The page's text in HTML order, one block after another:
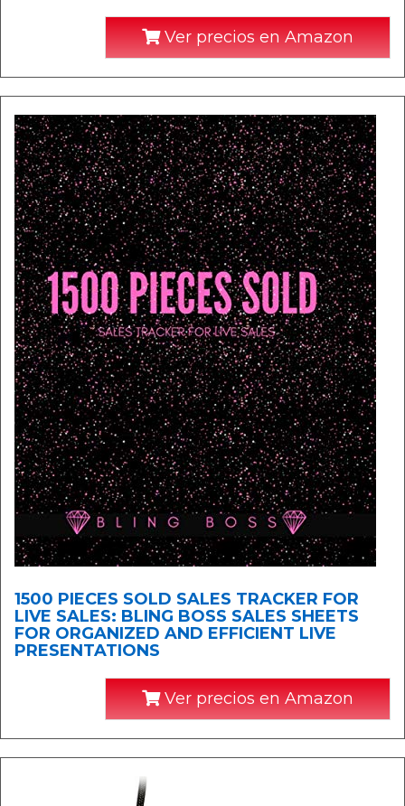
Ver precios en Amazon
1500 PIECES SOLD SALES TRACKER FOR
LIVE SALES: BLING BOSS SALES SHEETS
FOR ORGANIZED AND EFFICIENT LIVE
PRESENTATIONS
Ver precios en Amazon